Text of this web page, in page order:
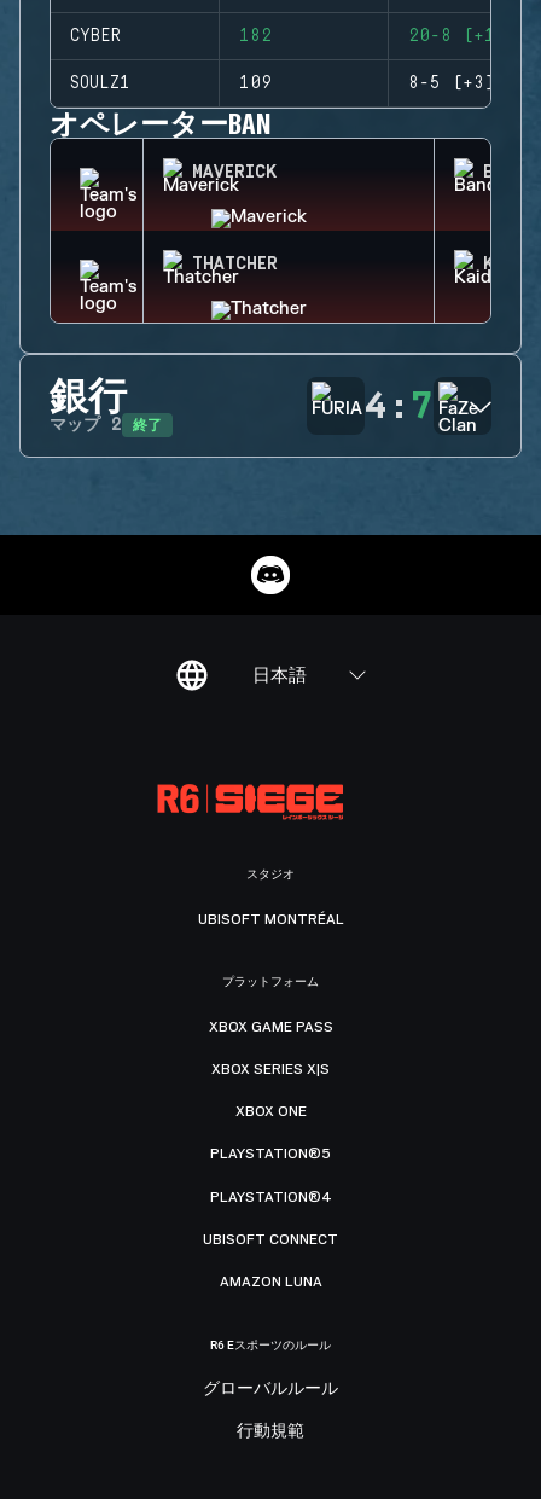
CYBER 182 20-8 (+12)
SOULZ1 109 8-5 (+3)
オペレーターBAN
MAVERICK
THATCHER KAID
銀行
マップ 2 終了 4 : 7
日本語
スタジオ
UBISOFT MONTRÉAL
プラットフォーム
XBOX GAME PASS
XBOX SERIES X|S
XBOX ONE
PLAYSTATION®5
PLAYSTATION®4
UBISOFT CONNECT
AMAZON LUNA
R6 Eスポーツのルール
グローバルルール
行動規範